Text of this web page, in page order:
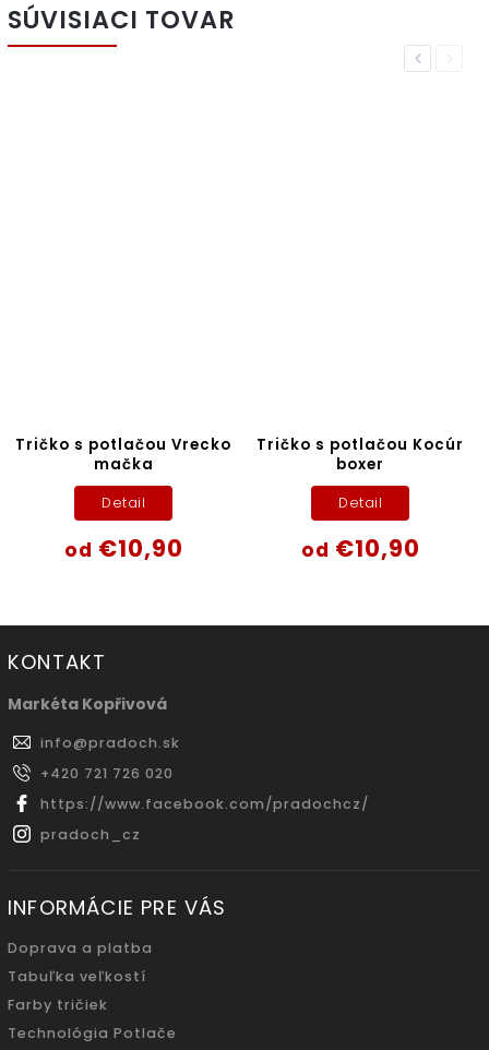
SÚVISIACI TOVAR
Previous
Tričko s potlačou Vrecko
mačka
od €10,90
Detail
Tričko s potlačou Kocúr
boxer
od €10,90
Detail
Next
KONTAKT
Markéta Kopřivová
info@pradoch.sk
+420 721 726 020
https://www.facebook.com/pradochcz/
pradoch_cz
INFORMÁCIE PRE VÁS
Doprava a platba
Tabuľka veľkostí
Farby tričiek
Technológia Potlače